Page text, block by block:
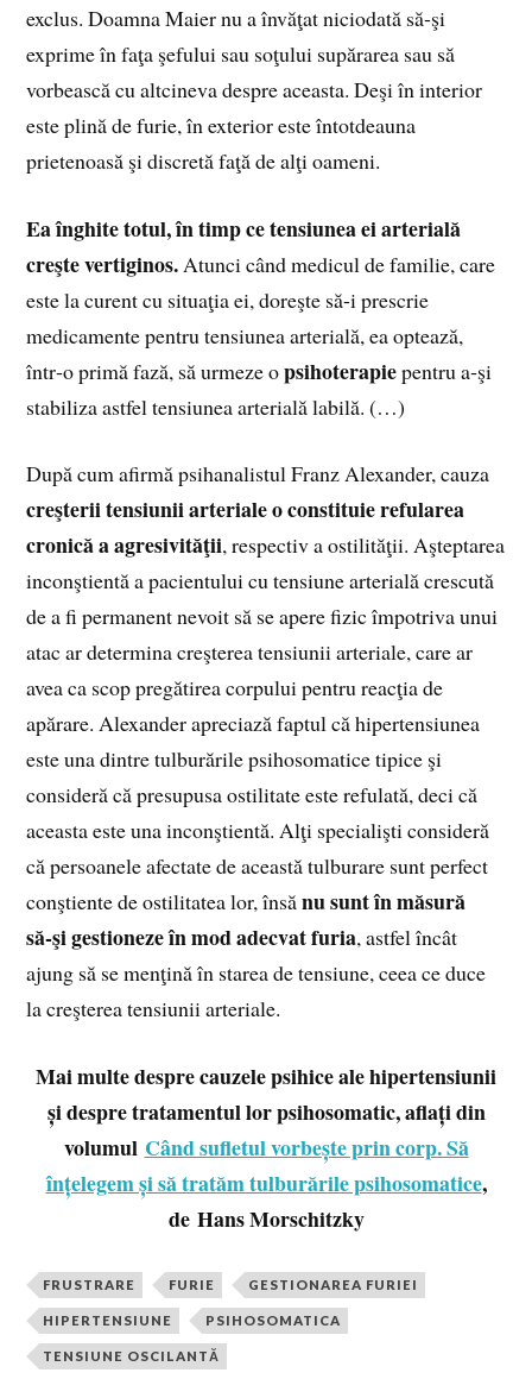
exclus. Doamna Maier nu a învăţat niciodată să‑şi
exprime în faţa şefului sau soţului supărarea sau să
vorbească cu altcineva despre aceasta. Deşi în interior
este plină de furie, în exterior este întotdeauna
prietenoasă şi discretă faţă de alţi oameni.
Ea înghite totul, în timp ce tensiunea ei arterială
creşte vertiginos.Atunci când medicul de familie, care
este la curent cu situaţia ei, doreşte să-i prescrie
medicamente pentru tensiunea arterială, ea optează,
într‑o primă fază, să urmeze opsihoterapiepentru a‑şi
stabiliza astfel tensiunea arterială labilă. (…)
După cum afirmă psihanalistul Franz Alexander, cauza
creşterii tensiunii arteriale o constituie refularea
cronică a agresivităţii, respectiv a ostilităţii. Aşteptarea
inconştientă a pacientului cu tensiune arterială crescută
de a fi permanent nevoit să se apere fizic împotriva unui
atac ar determina creşterea tensiunii arteriale, care ar
avea ca scop pregătirea corpului pentru reacţia de
apărare. Alexander apreciază faptul că hipertensiunea
este una dintre tulburările psihosomatice tipice şi
consideră că presupusa ostilitate este refulată, deci că
aceasta este una inconştientă. Alţi specialişti consideră
că persoanele afectate de această tulburare sunt perfect
conştiente de ostilitatea lor, însănu sunt în măsură
să‑şi gestioneze în mod adecvat furia, astfel încât
ajung să se menţină în sta­rea de tensiune, ceea ce duce
la creşterea tensiunii arteriale.
Mai multe despre cauzele psihice ale hipertensiunii
și despre tratamentul lor psihosomatic, aflați din
volumul Când sufletul vorbește prin corp. Să
înțelegem și să tratăm tulburările psihosomatice,
de Hans Morschitzky
FRUSTRARE FURIE GESTIONAREA FURIEI
HIPERTENSIUNE PSIHOSOMATICA
TENSIUNE OSCILANTĂ